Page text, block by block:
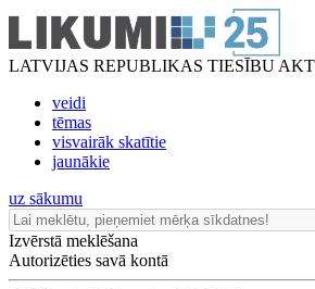
LATVIJAS REPUBLIKAS TIESĪBU
veidi
tēmas
visvairāk skatītie
jaunākie
uz sākumu
Izvērstā meklēšana
Autorizēties savā kontā